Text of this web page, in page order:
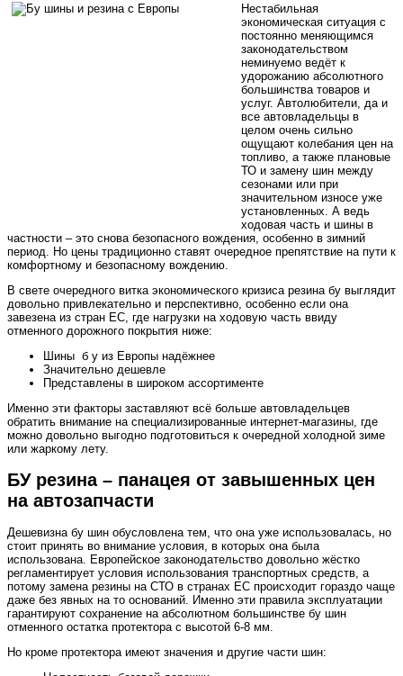
Нестабильная
экономическая ситуация с
постоянно меняющимся
законодательством
неминуемо ведёт к
удорожанию абсолютного
большинства товаров и
услуг. Автолюбители, да и
все автовладельцы в
целом очень сильно
ощущают колебания цен на
топливо, а также плановые
ТО и замену шин между
сезонами или при
значительном износе уже
установленных. А ведь
ходовая часть и шины в
частности – это снова безопасного вождения, особенно в зимний
период. Но цены традиционно ставят очередное препятствие на пути к
комфортному и безопасному вождению.
В свете очередного витка экономического кризиса резина бу выглядит
довольно привлекательно и перспективно, особенно если она
завезена из стран ЕС, где нагрузки на ходовую часть ввиду
отменного дорожного покрытия ниже:
Шины б у из Европы надёжнее
Значительно дешевле
Представлены в широком ассортименте
Именно эти факторы заставляют всё больше автовладельцев
обратить внимание на специализированные интернет-магазины, где
можно довольно выгодно подготовиться к очередной холодной зиме
или жаркому лету.
БУ резина – панацея от завышенных цен
на автозапчасти
Дешевизна бу шин обусловлена тем, что она уже использовалась, но
стоит принять во внимание условия, в которых она была
использована. Европейское законодательство довольно жёстко
регламентирует условия использования транспортных средств, а
потому замена резины на СТО в странах ЕС происходит гораздо чаще
даже без явных на то оснований. Именно эти правила эксплуатации
гарантируют сохранение на абсолютном большинстве бу шин
отменного остатка протектора с высотой 6-8 мм.
Но кроме протектора имеют значения и другие части шин: